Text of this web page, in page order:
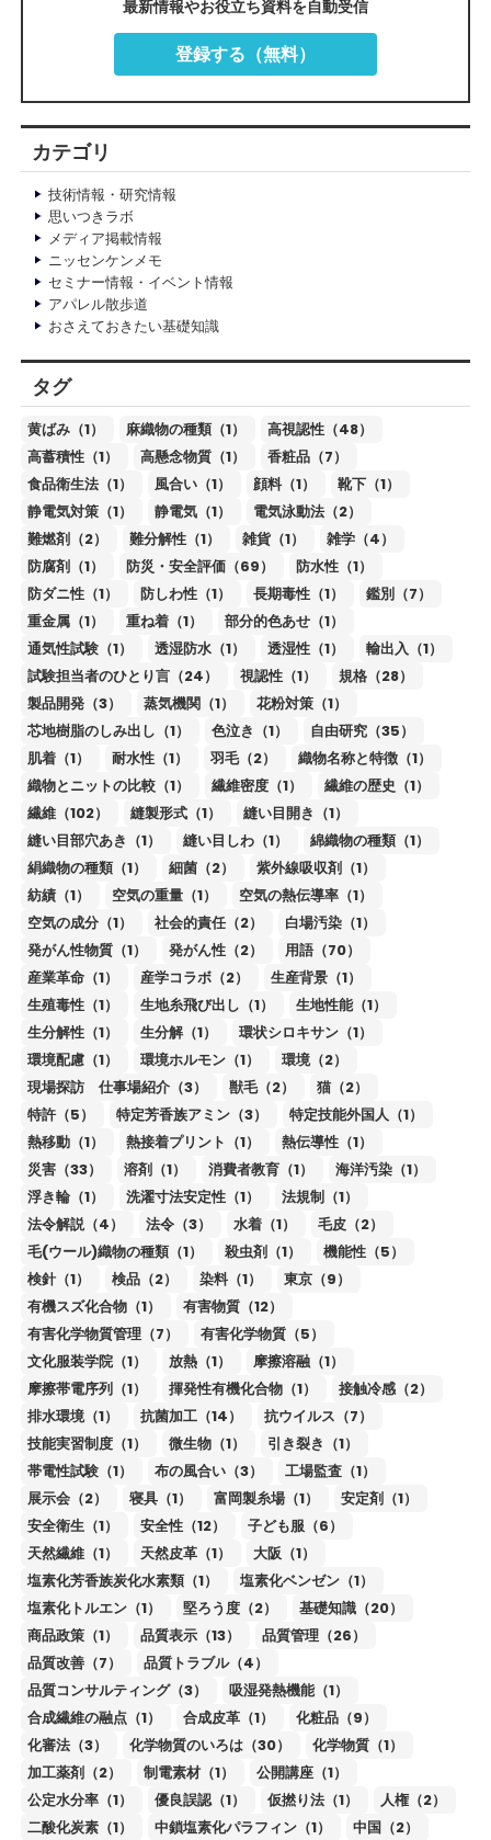
最新情報やお役立ち資料を自動受信
登録する（無料）
カテゴリ
技術情報・研究情報
思いつきラボ
メディア掲載情報
ニッセンケンメモ
セミナー情報・イベント情報
アパレル散歩道
おさえておきたい基礎知識
タグ
黄ばみ（1） 麻織物の種類（1）
高視認性（48）
高蓄積性（1）
高懸念物質（1）
香粧品（7）
食品衛生法（1）
風合い（1） 顔料（1）
靴下（1）
静電気対策（1）
静電気（1）
電気泳動法（2）
難燃剤（2）
難分解性（1） 雑貨（1）
雑学（4）
防腐剤（1）
防災・安全評価（69）
防水性（1）
防ダニ性（1）
防しわ性（1） 長期毒性（1）
鑑別（7）
重金属（1）
重ね着（1）
部分的色あせ（1）
通気性試験（1）
透湿防水（1） 透湿性（1）
輸出入（1）
試験担当者のひとり言（24）
視認性（1）
規格（28）
製品開発（3）
蒸気機関（1）
花粉対策（1）
芯地樹脂のしみ出し（1）
色泣き（1）
自由研究（35）
肌着（1）
耐水性（1） 羽毛（2）
織物名称と特徴（1）
織物とニットの比較（1）
繊維密度（1）
繊維の歴史（1）
繊維（102）
縫製形式（1）
縫い目開き（1）
縫い目部穴あき（1）
縫い目しわ（1）
綿織物の種類（1）
絹織物の種類（1）
細菌（2）
紫外線吸収剤（1）
紡績（1）
空気の重量（1）
空気の熱伝導率（1）
空気の成分（1）
社会的責任（2）
白場汚染（1）
発がん性物質（1）
発がん性（2）
用語（70）
産業革命（1）
産学コラボ（2）
生産背景（1）
生殖毒性（1）
生地糸飛び出し（1）
生地性能（1）
生分解性（1）
生分解（1）
環状シロキサン（1）
環境配慮（1）
環境ホルモン（1）
環境（2）
現場探訪 仕事場紹介（3）
獣毛（2）
猫（2）
特許（5）
特定芳香族アミン（3）
特定技能外国人（1）
熱移動（1）
熱接着プリント（1）
熱伝導性（1）
災害（33）
溶剤（1） 消費者教育（1）
海洋汚染（1）
浮き輪（1）
洗濯寸法安定性（1）
法規制（1）
法令解説（4）
法令（3） 水着（1）
毛皮（2）
毛(ウール)織物の種類（1）
殺虫剤（1）
機能性（5）
検針（1）
検品（2） 染料（1）
東京（9）
有機スズ化合物（1）
有害物質（12）
有害化学物質管理（7）
有害化学物質（5）
文化服装学院（1）
放熱（1）
摩擦溶融（1）
摩擦帯電序列（1）
揮発性有機化合物（1）
接触冷感（2）
排水環境（1）
抗菌加工（14）
抗ウイルス（7）
技能実習制度（1）
微生物（1）
引き裂き（1）
帯電性試験（1）
布の風合い（3）
工場監査（1）
展示会（2）
寝具（1） 富岡製糸場（1）
安定剤（1）
安全衛生（1）
安全性（12）
子ども服（6）
天然繊維（1）
天然皮革（1）
大阪（1）
塩素化芳香族炭化水素類（1）
塩素化ベンゼン（1）
塩素化トルエン（1）
堅ろう度（2）
基礎知識（20）
商品政策（1）
品質表示（13）
品質管理（26）
品質改善（7）
品質トラブル（4）
品質コンサルティング（3）
吸湿発熱機能（1）
合成繊維の融点（1）
合成皮革（1）
化粧品（9）
化審法（3）
化学物質のいろは（30）
化学物質（1）
加工薬剤（2）
制電素材（1）
公開講座（1）
公定水分率（1）
優良誤認（1） 仮撚り法（1）
人権（2）
二酸化炭素（1）
中鎖塩素化パラフィン（1） 中国（2）